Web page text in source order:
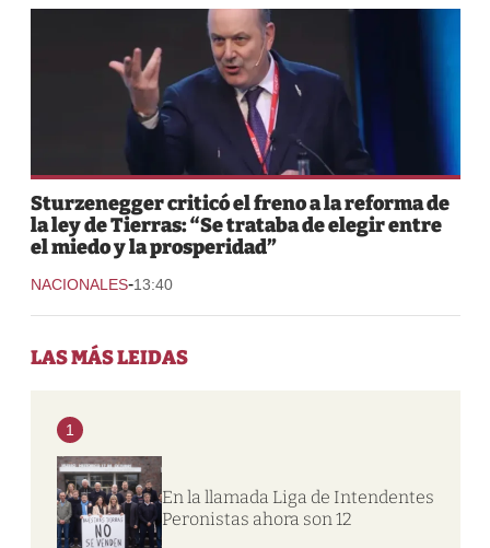
Sturzenegger criticó el freno a la reforma de
la ley de Tierras: “Se trataba de elegir entre
el miedo y la prosperidad”
NACIONALES-13:40
LAS MÁS LEIDAS
1
En la llamada Liga de Intendentes
Peronistas ahora son 12